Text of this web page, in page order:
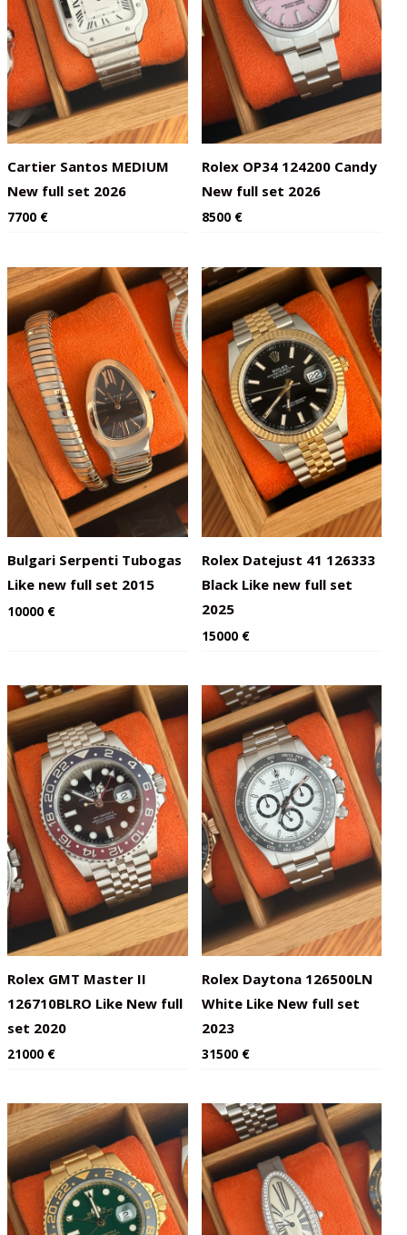
Cartier Santos MEDIUM
New full set 2026
7700 €
Rolex OP34 124200 Candy
New full set 2026
8500 €
Bulgari Serpenti Tubogas
Like new full set 2015
10000 €
Rolex Datejust 41 126333
Black Like new full set
2025
15000 €
Rolex GMT Master II
126710BLRO Like New full
set 2020
21000 €
Rolex Daytona 126500LN
White Like New full set
2023
31500 €